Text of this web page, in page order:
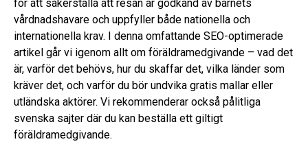
för att säkerställa att resan är godkänd av barnets
vårdnadshavare och uppfyller både nationella och
internationella krav. I denna omfattande SEO-optimerade
artikel går vi igenom allt om föräldramedgivande – vad det
är, varför det behövs, hur du skaffar det, vilka länder som
kräver det, och varför du bör undvika gratis mallar eller
utländska aktörer. Vi rekommenderar också pålitliga
svenska sajter där du kan beställa ett giltigt
föräldramedgivande.